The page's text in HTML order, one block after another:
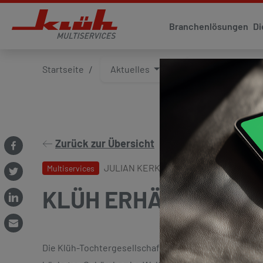
Branchenlösungen
Startseite Aktuelles Presse und
Zurück zur Übersicht
Multiservices JULIAN KERKHOFF 13. Januar 2026
KLÜH ERHÄLT
Die Klüh-Tochtergesellschaft Berkeley Services